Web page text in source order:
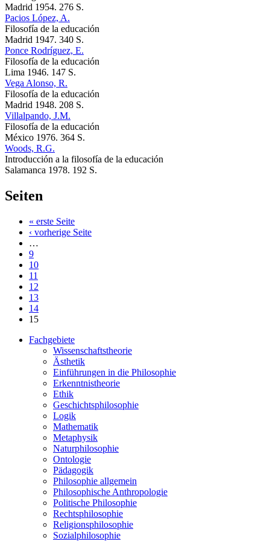
Madrid 1954. 276 S.
Pacios López, A.
Filosofía de la educación
Madrid 1947. 340 S.
Ponce Rodríguez, E.
Filosofía de la educación
Lima 1946. 147 S.
Vega Alonso, R.
Filosofía de la educación
Madrid 1948. 208 S.
Villalpando, J.M.
Filosofía de la educación
México 1976. 364 S.
Woods, R.G.
Introducción a la filosofía de la educación
Salamanca 1978. 192 S.
Seiten
« erste Seite
‹ vorherige Seite
…
9
10
11
12
13
14
15
Fachgebiete
Wissenschaftstheorie
Ästhetik
Einführungen in die Philosophie
Erkenntnistheorie
Ethik
Geschichtsphilosophie
Logik
Mathematik
Metaphysik
Naturphilosophie
Ontologie
Pädagogik
Philosophie allgemein
Philosophische Anthropologie
Politische Philosophie
Rechtsphilosophie
Religionsphilosophie
Sozialphilosophie